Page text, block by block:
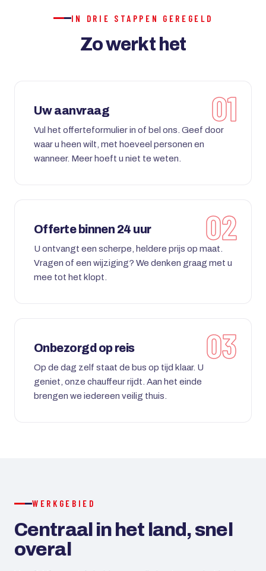
IN DRIE STAPPEN GEREGELD
Zo werkt het
Uw aanvraag
Vul het offerteformulier in of bel ons. Geef door
waar u heen wilt, met hoeveel personen en
wanneer. Meer hoeft u niet te weten.
Offerte binnen 24 uur
U ontvangt een scherpe, heldere prijs op maat.
Vragen of een wijziging? We denken graag met u
mee tot het klopt.
Onbezorgd op reis
Op de dag zelf staat de bus op tijd klaar. U
geniet, onze chauffeur rijdt. Aan het einde
brengen we iedereen veilig thuis.
WERKGEBIED
Centraal in het land, snel
overal